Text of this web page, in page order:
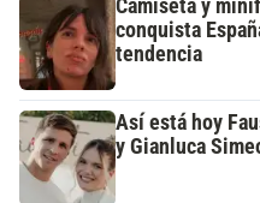
Camiseta y
conquista
tendencia
Así está hoy
y Gianluca